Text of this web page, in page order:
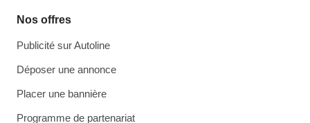
Nos offres
Publicité sur Autoline
Déposer une annonce
Placer une bannière
Programme de partenariat